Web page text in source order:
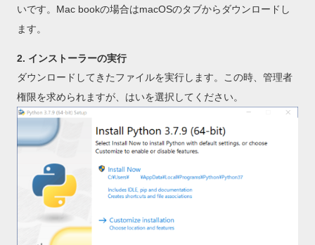
いです。Mac bookの場合はmacOSのタブからダウンロードし
ます。
2. インストーラーの実行
ダウンロードしてきたファイルを実行します。この時、管理者
権限を求められますが、はいを選択してください。